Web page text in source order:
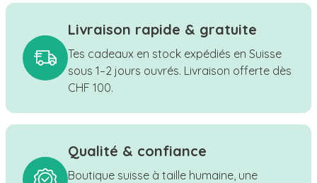
Livraison rapide & gratuite
Tes cadeaux en stock expédiés en Suisse
sous 1–2 jours ouvrés. Livraison offerte dès
CHF 100.
Qualité & confiance
Boutique suisse à taille humaine, une